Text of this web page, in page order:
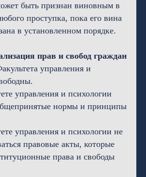
быть признан виновным в
проступка, пока его вина
в установленном порядке.
прав и свобод граждан
управления и
управления и психологии
нормы и принципы
управления и психологии не
правовые акты, которые
права и свободы